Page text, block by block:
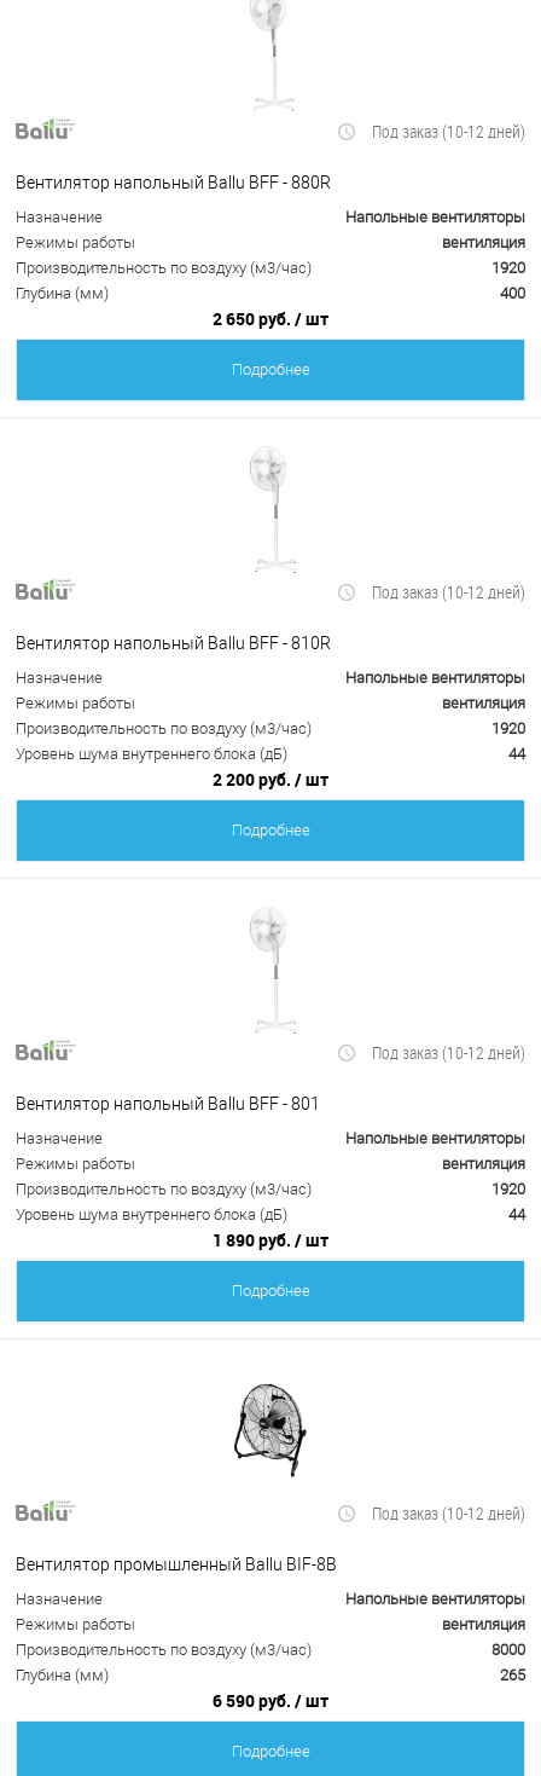
Под заказ (10-12 дней)
Вентилятор напольный Ballu BFF - 880R
Назначение
Напольные вентиляторы
Режимы работы
вентиляция
Производительность по воздуху (м3/час)
1920
Глубина (мм)
400
2 650 руб. / шт
Подробнее
Под заказ (10-12 дней)
Вентилятор напольный Ballu BFF - 810R
Назначение
Напольные вентиляторы
Режимы работы
вентиляция
Производительность по воздуху (м3/час)
1920
Уровень шума внутреннего блока (дБ)
44
2 200 руб. / шт
Подробнее
Под заказ (10-12 дней)
Вентилятор напольный Ballu BFF - 801
Назначение
Напольные вентиляторы
Режимы работы
вентиляция
Производительность по воздуху (м3/час)
1920
Уровень шума внутреннего блока (дБ)
44
1 890 руб. / шт
Подробнее
Под заказ (10-12 дней)
Вентилятор промышленный Ballu BIF-8B
Назначение
Напольные вентиляторы
Режимы работы
вентиляция
Производительность по воздуху (м3/час)
8000
Глубина (мм)
265
6 590 руб. / шт
Подробнее